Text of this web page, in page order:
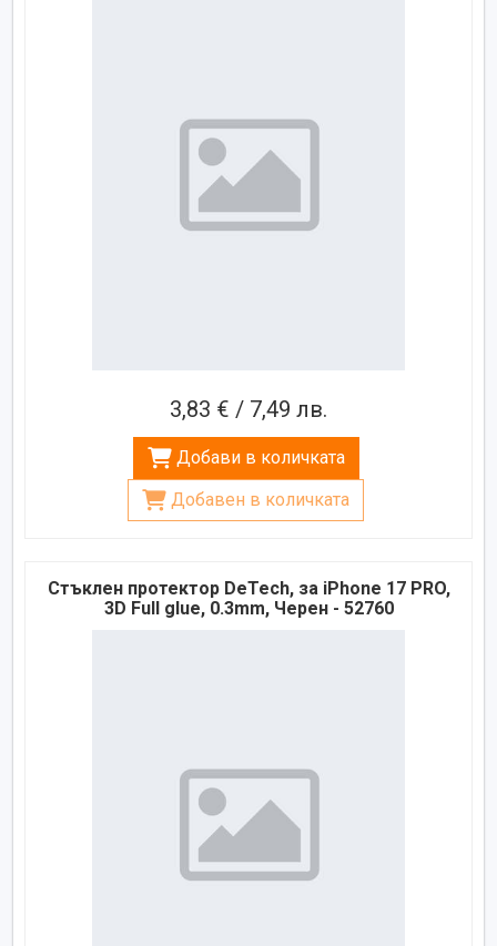
3,83 € / 7,49 лв.
Добави в количката
Добавен в количката
Стъклен протектор DeTech, за iPhone 17 PRO,
3D Full glue, 0.3mm, Черен - 52760